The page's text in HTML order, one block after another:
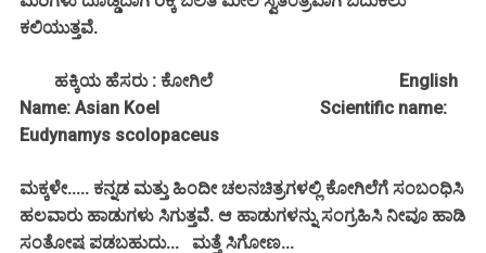
ಕಲಿಯುತ್ತವೆ.
ಹಕ್ಕಿಯ ಹೆಸರು : ಕೋಗಿಲೆ
English
Name: Asian Koel
Scientific name:
Eudynamys scolopaceus
ಮಕ್ಕಳೇ..... ಕನ್ನಡ ಮತ್ತು ಹಿಂದೀ ಚಲನಚಿತ್ರಗಳಲ್ಲಿ ಕೋಗಿಲೆಗೆ ಸಂಬಂಧಿಸಿ
ಹಲವಾರು ಹಾಡುಗಳು ಸಿಗುತ್ತವೆ. ಆ ಹಾಡುಗಳನ್ನು ಸಂಗ್ರಹಿಸಿ ನೀವೂ ಹಾಡಿ
ಸಂತೋಷ ಪಡಬಹುದು... ಮತ್ತೆ ಸಿಗೋಣ...